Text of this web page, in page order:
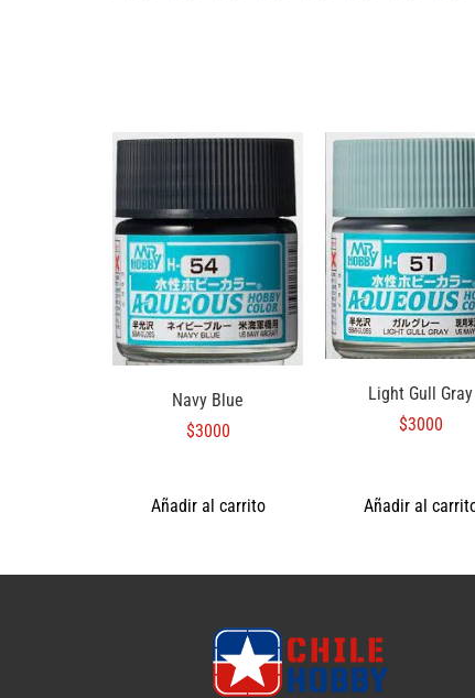
Navy Blue
$3000
Añadir al carrito
Light Gull Gray
$3000
Añadir al